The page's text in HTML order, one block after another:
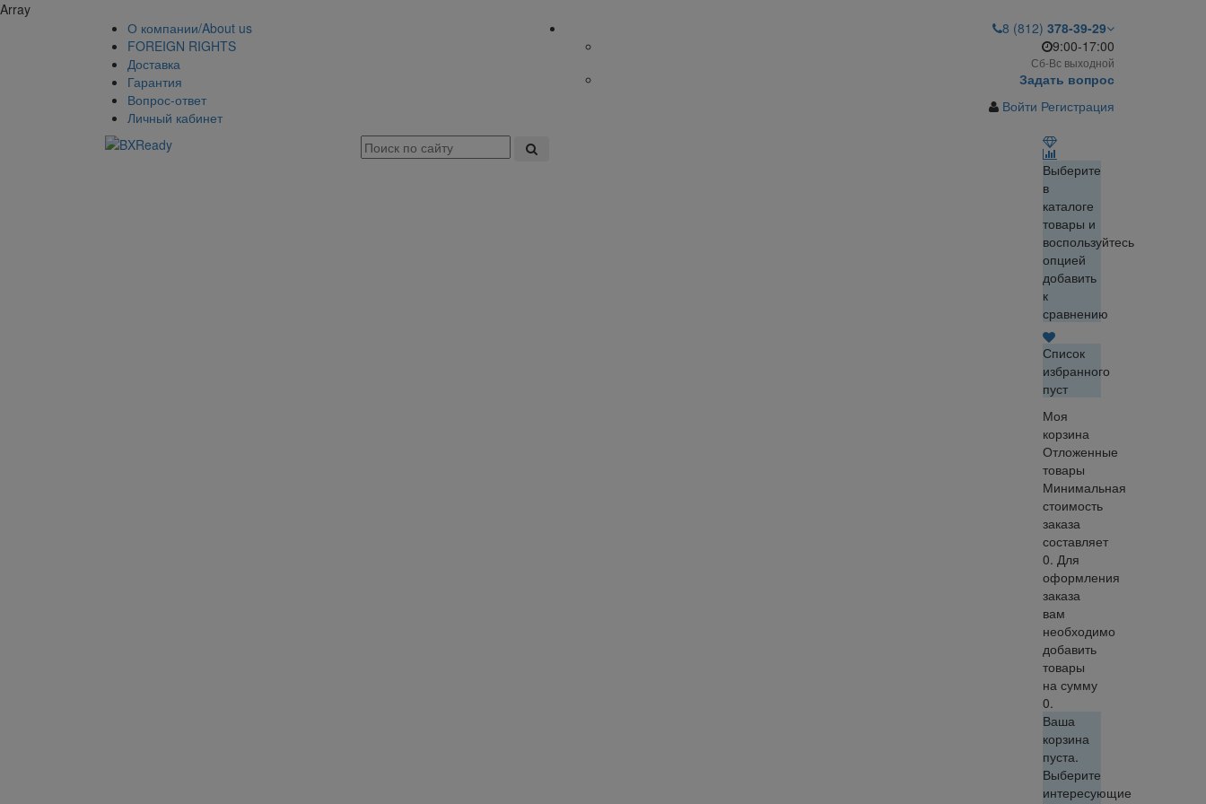
Array
О компании/About us
FOREIGN RIGHTS
Доставка
Гарантия
Вопрос-ответ
Личный кабинет
8 (812) 378-39-29
9:00-17:00
Сб-Вс выходной
Задать вопрос
Войти Регистрация
Выберите
в
каталоге
товары и
воспользуйтесь
опцией
добавить
к
сравнению
Список
избранного
пуст
Моя
корзина
Отложенные
товары
Минимальная
стоимость
заказа
составляет
0. Для
оформления
заказа
вам
необходимо
добавить
товары
на сумму
0.
Ваша
корзина
пуста.
Выберите
интересующие